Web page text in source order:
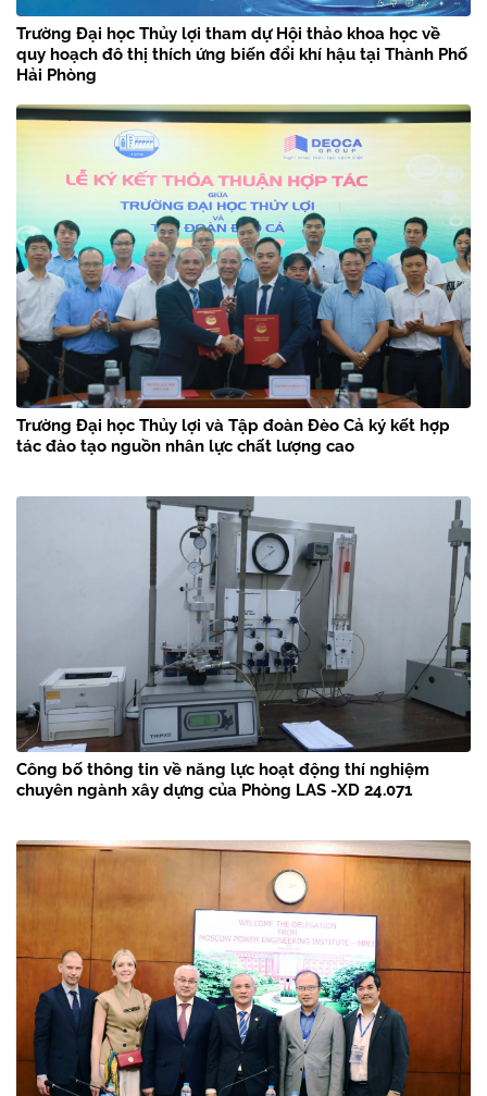
Trường Đại học Thủy lợi tham dự Hội thảo khoa học về
quy hoạch đô thị thích ứng biến đổi khí hậu tại Thành Phố
Hải Phòng
Trường Đại học Thủy lợi và Tập đoàn Đèo Cả ký kết hợp
tác đào tạo nguồn nhân lực chất lượng cao
Công bố thông tin về năng lực hoạt động thí nghiệm
chuyên ngành xây dựng của Phòng LAS -XD 24.071